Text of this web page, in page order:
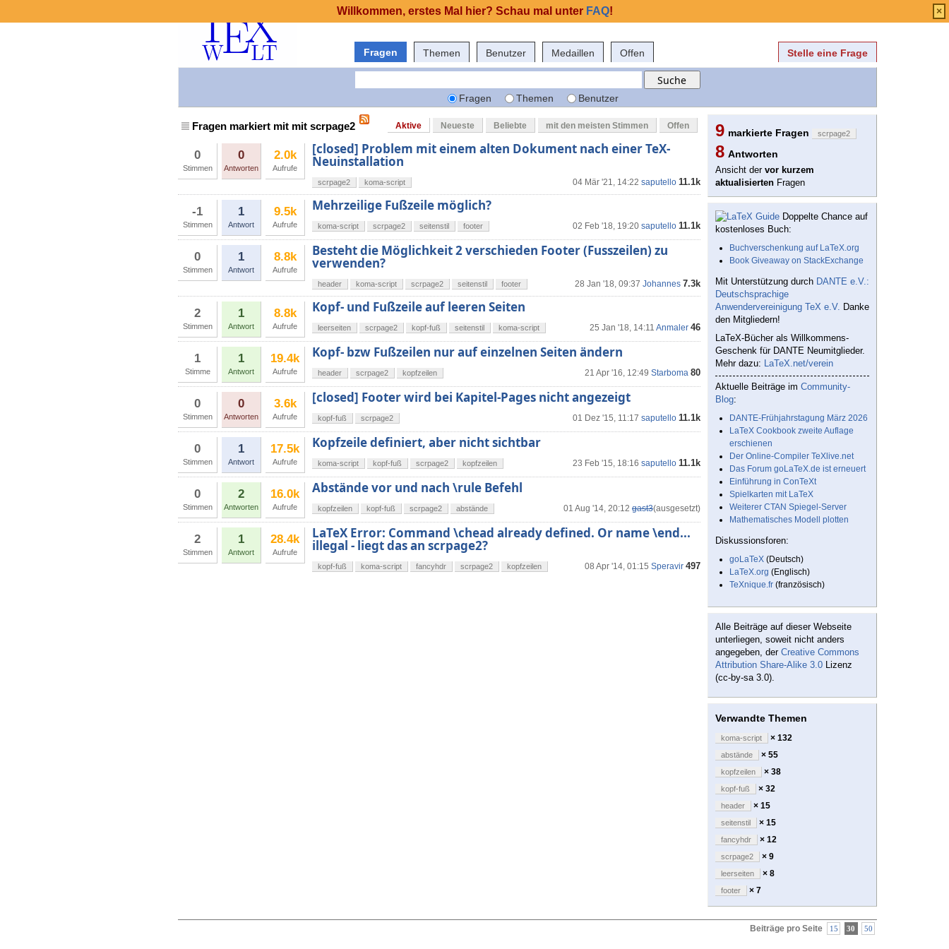
Fragen Themen Benutzer Medaillen Offen Stelle eine Frage
Fragen Themen Benutzer
Fragen markiert mit mit scrpage2 Aktive Neueste Beliebte mit den meisten Stimmen Offen
0
Stimmen
0
Antworten
2.0k
Aufrufe
[closed] Problem mit einem alten Dokument nach einer TeX-
Neuinstallation
04 Mär '21, 14:22 saputello 11.1k
scrpage2 koma-script
-1
Stimmen
1
Antwort
9.5k
Aufrufe
Mehrzeilige Fußzeile möglich?
02 Feb '18, 19:20 saputello 11.1k
koma-script scrpage2 seitenstil footer
0
Stimmen
1
Antwort
8.8k
Aufrufe
Besteht die Möglichkeit 2 verschieden Footer (Fusszeilen) zu
verwenden?
28 Jan '18, 09:37 Johannes 7.3k
header koma-script scrpage2 seitenstil footer
2
Stimmen
1
Antwort
8.8k
Aufrufe
Kopf- und Fußzeile auf leeren Seiten
25 Jan '18, 14:11 Anmaler 46
leerseiten scrpage2 kopf-fuß seitenstil koma-script
1
Stimme
1
Antwort
19.4k
Aufrufe
Kopf- bzw Fußzeilen nur auf einzelnen Seiten ändern
21 Apr '16, 12:49 Starboma 80
header scrpage2 kopfzeilen
0
Stimmen
0
Antworten
3.6k
Aufrufe
[closed] Footer wird bei Kapitel-Pages nicht angezeigt
01 Dez '15, 11:17 saputello 11.1k
kopf-fuß scrpage2
0
Stimmen
1
Antwort
17.5k
Aufrufe
Kopfzeile definiert, aber nicht sichtbar
23 Feb '15, 18:16 saputello 11.1k
koma-script kopf-fuß scrpage2 kopfzeilen
0
Stimmen
2
Antworten
16.0k
Aufrufe
Abstände vor und nach \rule Befehl
01 Aug '14, 20:12 gast3(ausgesetzt)
kopfzeilen kopf-fuß scrpage2 abstände
2
Stimmen
1
Antwort
28.4k
Aufrufe
LaTeX Error: Command \chead already defined. Or name \end...
illegal - liegt das an scrpage2?
08 Apr '14, 01:15 Speravir 497
kopf-fuß koma-script fancyhdr scrpage2 kopfzeilen
9 markierte Fragen scrpage2
8 Antworten
Ansicht der vor kurzem
aktualisierten Fragen
Doppelte Chance auf
kostenloses Buch:
Buchverschenkung auf LaTeX.org
Book Giveaway on StackExchange
Mit Unterstützung durch DANTE e.V.:
Deutschsprachige
Anwendervereinigung TeX e.V. Danke
den Mitgliedern!
LaTeX-Bücher als Willkommens-
Geschenk für DANTE Neumitglieder.
Mehr dazu: LaTeX.net/verein
Aktuelle Beiträge im Community-
Blog:
DANTE-Frühjahrstagung März 2026
LaTeX Cookbook zweite Auflage
erschienen
Der Online-Compiler TeXlive.net
Das Forum goLaTeX.de ist erneuert
Einführung in ConTeXt
Spielkarten mit LaTeX
Weiterer CTAN Spiegel-Server
Mathematisches Modell plotten
Diskussionsforen:
goLaTeX (Deutsch)
LaTeX.org (Englisch)
TeXnique.fr (französisch)
Alle Beiträge auf dieser Webseite
unterliegen, soweit nicht anders
angegeben, der Creative Commons
Attribution Share-Alike 3.0 Lizenz
(cc-by-sa 3.0).
Verwandte Themen
koma-script × 132
abstände × 55
kopfzeilen × 38
kopf-fuß × 32
header × 15
seitenstil × 15
fancyhdr × 12
scrpage2 × 9
leerseiten × 8
footer × 7
Beiträge pro Seite 15 30 50
Willkommen, erstes Mal hier? Schau mal unter FAQ! ×